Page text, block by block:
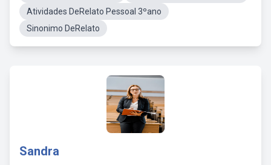
Atividades DeRelato Pessoal 3ºano
Sinonimo DeRelato
Sandra